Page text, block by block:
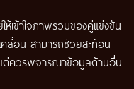
ห้เข้าใจภาพรวมของคู่แข่งขัน
คลื่อน สามารถช่วยสะท้อน
แต่ควรพิจารณาข้อมูลด้านอื่น